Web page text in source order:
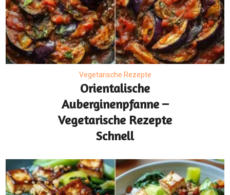
Vegetarische Rezepte
Orientalische
Auberginenpfanne –
Vegetarische Rezepte
Schnell